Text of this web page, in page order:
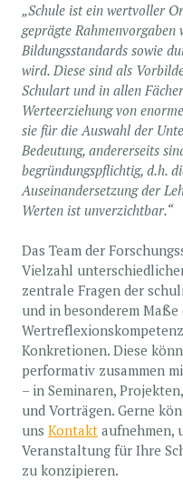
„Schule ist ein wertvoller
geprägte Rahmenvorgaben
Bildungsstandards sowie
wird. Diese sind als
Schulart und in allen
Werteerziehung von
sie für die Auswahl der
Bedeutung, andererseits
begründungspflichtig, d.h.
Auseinandersetzung der
Werten ist unverzichtbar.“
Das Team der
Vielzahl
zentrale Fragen der
und in besonderem
Konkretionen. Diese
performativ zusammen
– in Seminaren,
und Vorträgen. Gerne
uns Kontaktaufnehmen,
Veranstaltung für Ihre
zu konzipieren.